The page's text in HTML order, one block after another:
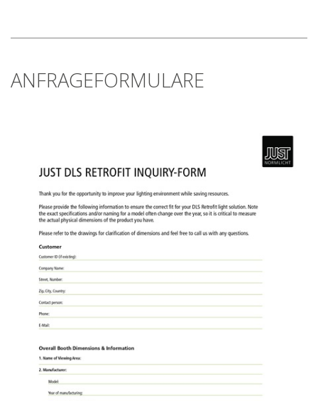
ANFRAGEFORMULARE